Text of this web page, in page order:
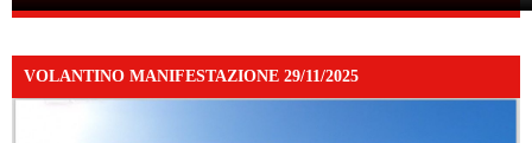
VOLANTINO MANIFESTAZIONE 29/11/2025